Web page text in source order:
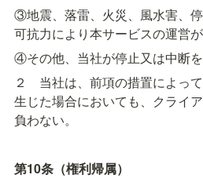
③地震、落雷、火災、風水害、
可抗力により本サービスの運営
④その他、当社が停止又は中断
２　当社は、前項の措置によっ
生じた場合においても、クライ
負わない。
第10条（権利帰属）